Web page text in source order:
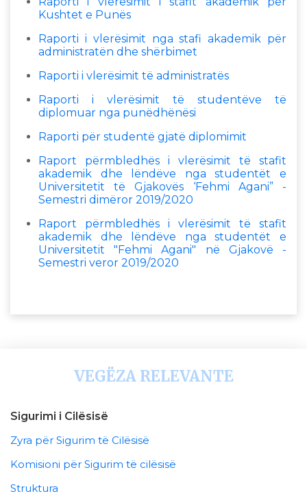
Kushtet e Punës
Raporti i vlerësimit nga stafi akademik për
administratën dhe shërbimet
Raporti i vlerësimit të administratës
Raporti i vlerësimit të studentëve të
diplomuar nga punëdhënësi
Raporti për studentë gjatë diplomimit
Raport përmbledhës i vlerësimit të stafit
akademik dhe lëndëve nga studentët e
Universitetit të Gjakovës ‘Fehmi Agani” -
Semestri dimëror 2019/2020
Raport përmbledhës i vlerësimit të stafit
akademik dhe lëndëve nga studentët e
Universitetit "Fehmi Agani" në Gjakovë -
Semestri veror 2019/2020
VEGËZA RELEVANTE
Sigurimi i Cilësisë
Zyra për Sigurim të Cilësisë
Komisioni për Sigurim të cilësisë
Struktura